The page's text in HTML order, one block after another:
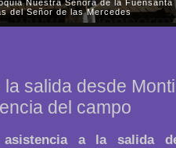
desborda de emoción ante La
del 75º aniversario del Dogma de
los Cielos
salida desde
del campo
asistencia a la salida